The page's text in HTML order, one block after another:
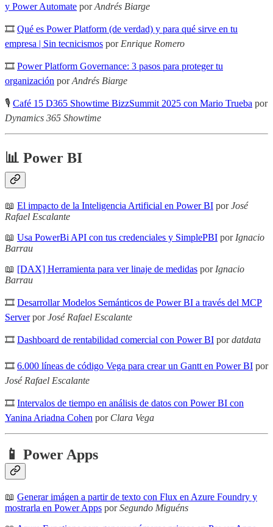
y Power Automate porAndrés Biarge
🎞 Qué es Power Platform (de verdad) y para qué sirve en tu
empresa | Sin tecnicismos por Enrique Romero
🎞 Power Platform Governance: 3 pasos para proteger tu
organización porAndrés Biarge
🎙️ Café 15 D365 Showtime BizzSummit 2025 con Mario Trueba por
Dynamics 365 Showtime
📊 Power BI
📖 El impacto de la Inteligencia Artificial en Power BI porJosé
Rafael Escalante
📖 Usa PowerBi API con tus credenciales y SimplePBI por Ignacio
Barrau
📖 [DAX] Herramienta para ver linaje de medidas por Ignacio
Barrau
🎞 Desarrollar Modelos Semánticos de Power BI a través del MCP
ServerporJosé Rafael Escalante
🎞 Dashboard de rentabilidad comercial con Power BI pordatdata
🎞 6.000 líneas de código Vega para crear un Gantt en Power BI por
José Rafael Escalante
🎞 Intervalos de tiempo en análisis de datos con Power BI con
Yanina Ariadna Cohen por Clara Vega
📱 Power Apps
📖 Generar imágen a partir de texto con Flux en Azure Foundry y
mostrarla en Power Apps porSegundo Miguéns